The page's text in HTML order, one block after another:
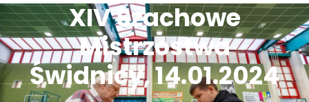
XIV Szachowe
Mistrzostwa
Świdnicy, 14.01.2024